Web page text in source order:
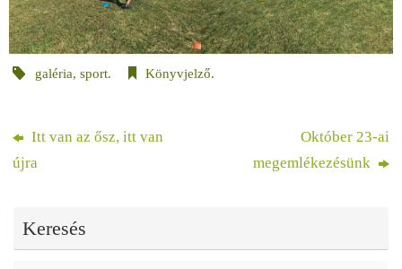
galéria,sport. Könyvjelző.
Itt van az ősz, itt van
újra
Október 23-ai
megemlékezésünk
Keresés